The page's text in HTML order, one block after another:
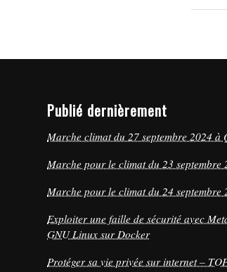
Publié dernièrement
Marche climat du 27 septembre 2024 à
Marche pour le climat du 23 septembre
Marche pour le climat du 24 septembre
Exploiter une faille de sécurité avec
GNU Linux sur Docker
Protéger sa vie privée sur internet –